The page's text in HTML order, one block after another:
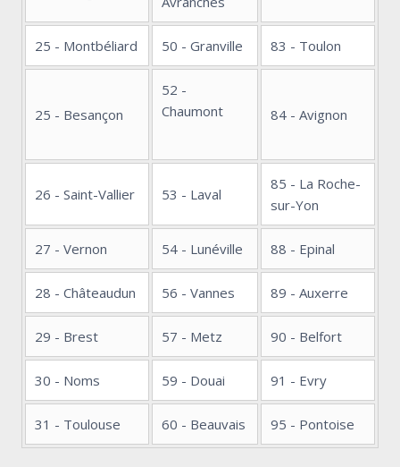
25 - Montbéliard 50 - Granville 83 - Toulon
25 - Besançon
52 -
Chaumont
84 - Avignon
26 - Saint-Vallier 53 - Laval
85 - La Roche-
sur-Yon
27 - Vernon 54 - Lunéville 88 - Epinal
28 - Châteaudun 56 - Vannes 89 - Auxerre
29 - Brest 57 - Metz 90 - Belfort
30 - Noms 59 - Douai 91 - Evry
31 - Toulouse 60 - Beauvais 95 - Pontoise